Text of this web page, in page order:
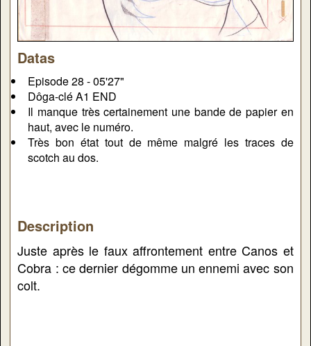
Datas
Episode 28 - 05'27"
Dôga-clé A1 END
Il manque très certainement une bande de papier en
haut, avec le numéro.
Très bon état tout de même malgré les traces de
scotch au dos.
Description
Juste après le faux affrontement entre Canos et
Cobra : ce dernier dégomme un ennemi avec son
colt.